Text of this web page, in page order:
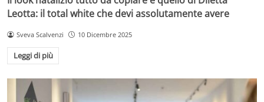
Leotta: il total white che devi assolutamente avere
Sveva Scalvenzi 10 Dicembre 2025
Leggi di più